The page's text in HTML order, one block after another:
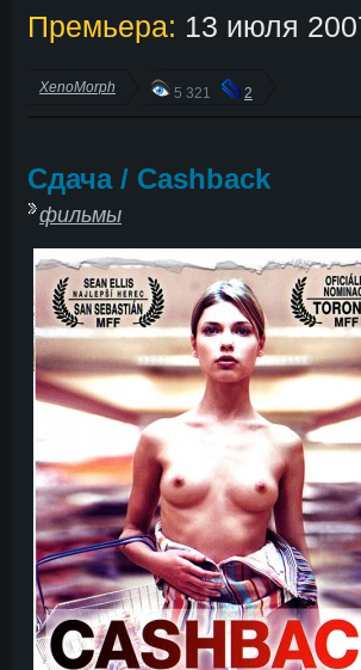
Премьера: 13 июля
XenoMorph 5 321 2
Сдача / Cashback
фильмы